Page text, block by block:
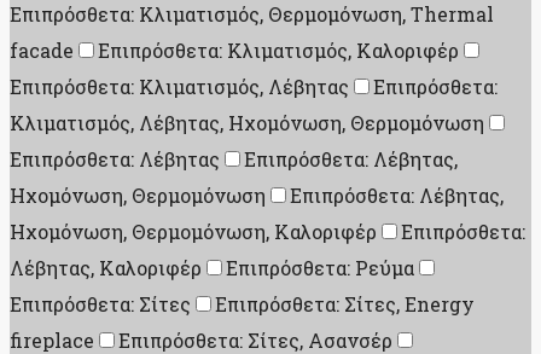
Επιπρόσθετα: Κλιματισμός, Θερμομόνωση, Thermal
facade
Επιπρόσθετα: Κλιματισμός, Καλοριφέρ
Επιπρόσθετα: Κλιματισμός, Λέβητας
Επιπρόσθετα:
Κλιματισμός, Λέβητας, Ηχομόνωση, Θερμομόνωση
Επιπρόσθετα: Λέβητας
Επιπρόσθετα: Λέβητας,
Ηχομόνωση, Θερμομόνωση
Επιπρόσθετα: Λέβητας,
Ηχομόνωση, Θερμομόνωση, Καλοριφέρ
Επιπρόσθετα:
Λέβητας, Καλοριφέρ
Επιπρόσθετα: Ρεύμα
Επιπρόσθετα: Σίτες
Επιπρόσθετα: Σίτες, Energy
fireplace
Επιπρόσθετα: Σίτες, Ασανσέρ